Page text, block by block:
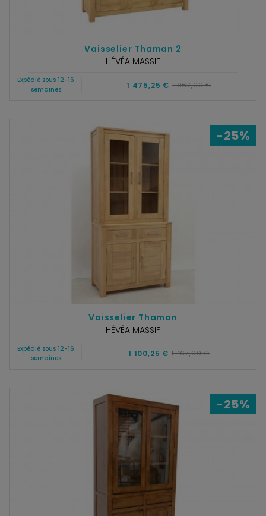
Vaisselier Thaman 2
HÉVÉA MASSIF
Expédié sous 12-16
semaines
1 475,25 € 1 967,00 €
-25%
Vaisselier Thaman
HÉVÉA MASSIF
Expédié sous 12-16
semaines
1 100,25 € 1 467,00 €
-25%